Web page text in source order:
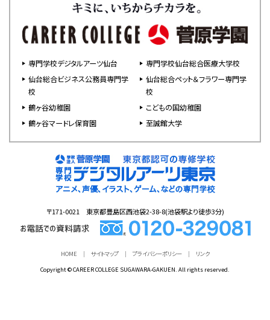
専門学校デジタルアーツ仙台
専門学校仙台総合医療大学校
仙台総合ビジネス公務員専門学
校
仙台総合ペット＆フラワー専門学
校
鶴ヶ谷幼稚園
こどもの国幼稚園
鶴ヶ谷マードレ保育園
至誠館大学
〒171-0021 東京都豊島区西池袋2-38-8(池袋駅より徒歩3分)
Copyright © CAREER COLLEGE SUGAWARA-GAKUEN. All rights reserved.
HOME サイトマップ プライバシーポリシー リンク